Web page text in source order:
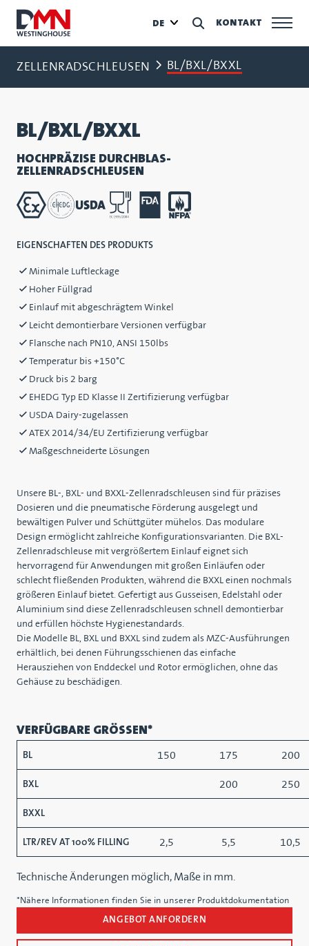
KONTAKT
DE
ZELLENRADSCHLEUSEN BL/BXL/BXXL
BL/BXL/BXXL
HOCHPRÄZISE DURCHBLAS-
ZELLENRADSCHLEUSEN
EIGENSCHAFTEN DES PRODUKTS
Minimale Luftleckage
Hoher Füllgrad
Einlauf mit abgeschrägtem Winkel
Leicht demontierbare Versionen verfügbar
Flansche nach PN10, ANSI 150lbs
Temperatur bis +150°C
Druck bis 2 barg
EHEDG Typ ED Klasse II Zertifizierung verfügbar
USDA Dairy-zugelassen
ATEX 2014/34/EU Zertifizierung verfügbar
Maßgeschneiderte Lösungen
Unsere BL-, BXL- und BXXL-Zellenradschleusen sind für präzises
Dosieren und die pneumatische Förderung ausgelegt und
bewältigen Pulver und Schüttgüter mühelos. Das modulare
Design ermöglicht zahlreiche Konfigurationsvarianten. Die BXL-
Zellenradschleuse mit vergrößertem Einlauf eignet sich
hervorragend für Anwendungen mit großen Einläufen oder
schlecht fließenden Produkten, während die BXXL einen nochmals
größeren Einlauf bietet. Gefertigt aus Gusseisen, Edelstahl oder
Aluminium sind diese Zellenradschleusen schnell demontierbar
und erfüllen höchste Hygienestandards.
Die Modelle BL, BXL und BXXL sind zudem als MZC-Ausführungen
erhältlich, bei denen Führungsschienen das einfache
Herausziehen von Enddeckel und Rotor ermöglichen, ohne das
Gehäuse zu beschädigen.
VERFÜGBARE GRÖSSEN*
BL 150 175 200
BXL 200 250
BXXL
LTR/REV AT 100% FILLING 2,5 5,5 10,5
Technische Änderungen möglich, Maße in mm.
*Nähere Informationen finden Sie in unserer Produktdokumentation
ANGEBOT ANFORDERN